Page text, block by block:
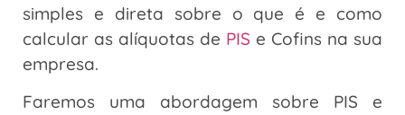
simples e direta sobre o que é e como
calcular as alíquotas de PIS e Cofins na sua
empresa.
Faremos uma abordagem sobre PIS e